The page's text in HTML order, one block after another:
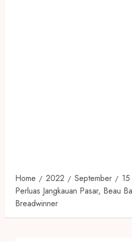
Home 2022 September
15
Perluas Jangkauan Pasar, Beau
Breadwinner